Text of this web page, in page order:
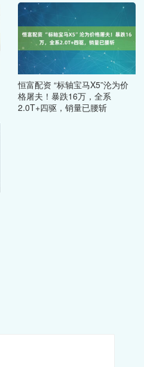
恒富配资 “标轴宝马X5”沦为价
格屠夫！暴跌16万，全系
2.0T+四驱，销量已腰斩